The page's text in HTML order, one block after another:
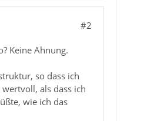
#2
Keine Ahnung.
so dass ich
als dass ich
wie ich das